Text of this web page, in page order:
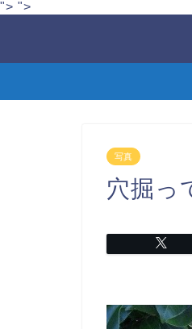
"> ">
写真
穴掘っ